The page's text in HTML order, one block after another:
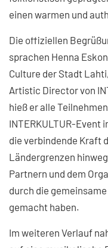
einen warmen und
Die offiziellen
sprachen Henna
Culture der Stadt
Artistic Director von
hieß er alle
INTERKULTUR-Event
die verbindende Kraft
Ländergrenzen
Partnern und dem
durch die
gemacht haben.
Im weiteren Verlauf